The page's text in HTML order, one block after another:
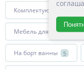
Комплектующие для
Мебель для ванной
На борт ванны 5